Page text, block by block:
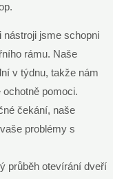
jsme schopni
rámu. Naše
v týdnu, takže nám
pomoci.
čekání, naše
problémy s